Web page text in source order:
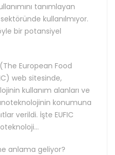
tanımlayan
kullanılmıyor.
bir potansiyel
European Food
web sitesinde,
kullanım alanları ve
konumuna
verildi. İşte EUFIC
anlama geliyor?